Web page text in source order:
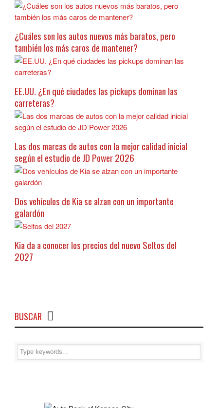
¿Cuáles son los autos nuevos más baratos, pero
también los más caros de mantener?
EE.UU. ¿En qué ciudades las pickups dominan las
carreteras?
Las dos marcas de autos con la mejor calidad inicial
según el estudio de JD Power 2026
Dos vehículos de Kia se alzan con un importante
galardón
Kia da a conocer los precios del nuevo Seltos del
2027
BUSCAR